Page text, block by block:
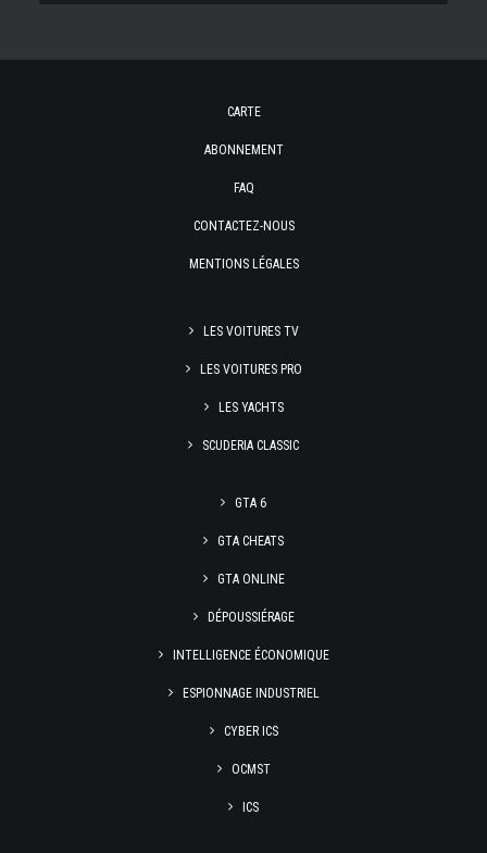
CARTE
ABONNEMENT
FAQ
CONTACTEZ-NOUS
MENTIONS LÉGALES
LES VOITURES TV
LES VOITURES PRO
LES YACHTS
SCUDERIA CLASSIC
GTA 6
GTA CHEATS
GTA ONLINE
DÉPOUSSIÉRAGE
INTELLIGENCE ÉCONOMIQUE
ESPIONNAGE INDUSTRIEL
CYBER ICS
OCMST
ICS